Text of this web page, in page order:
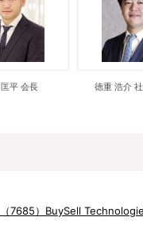
平 会長 徳重 浩介
7685）BuySell